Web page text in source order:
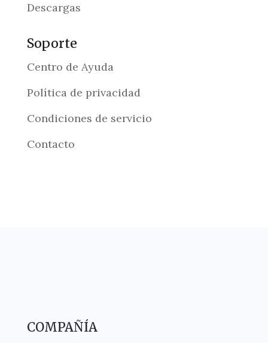
Descargas
Soporte
Centro de Ayuda
Política de privacidad
Condiciones de servicio
Contacto
COMPAÑÍA